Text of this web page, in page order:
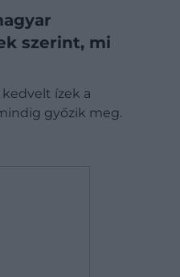
szerint, mi
ízek a
győzik meg.